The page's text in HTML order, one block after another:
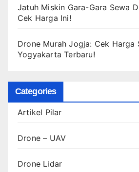
Jatuh Miskin Gara-Gara Sewa
Cek Harga Ini!
Drone Murah Jogja: Cek Harga
Yogyakarta Terbaru!
Categories
Artikel Pilar
Drone – UAV
Drone Lidar